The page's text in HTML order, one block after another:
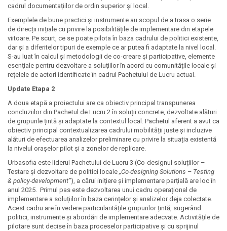
cadrul documentațiilor de ordin superior și local.
Exemplele de bune practici și instrumente au scopul de a trasa o serie
de direcții inițiale cu privire la posibilitățile de implementare din etapele
viitoare. Pe scurt, ce se poate pilota în baza cadrului de politici existente,
dar și a diferitelor tipuri de exemple ce ar putea fi adaptate la nivel local.
S-au luat în calcul și metodologii de co-creare și participative, elemente
esențiale pentru dezvoltare a soluțiilor în acord cu comunitățile locale și
rețelele de actori identificate în cadrul Pachetului de Lucru actual.
Update Etapa 2
A doua etapă a proiectului are ca obiectiv principal transpunerea
concluziilor din Pachetul de Lucru 2 în soluții concrete, dezvoltate alături
de grupurile țintă și adaptate la contextul local. Pachetul aferent a avut ca
obiectiv principal contextualizarea cadrului mobilității juste și incluzive
alături de efectuarea analizelor preliminare cu privire la situația existentă
la nivelul orașelor pilot și a zonelor de replicare.
Urbasofia este liderul Pachetului de Lucru 3 (Co-designul soluțiilor –
Testare și dezvoltare de politici locale „Co-designing Solutions – Testing
& policy-development”), a cărui inițiere și implementare parțială are loc în
anul 2025. Primul pas este dezvoltarea unui cadru operațional de
implementare a soluțiilor în baza cerințelor și analizelor deja colectate.
Acest cadru are în vedere particularitățile grupurilor țintă, sugerând
politici, instrumente și abordări de implementare adecvate. Activitățile de
pilotare sunt decise în baza proceselor participative și cu sprijinul